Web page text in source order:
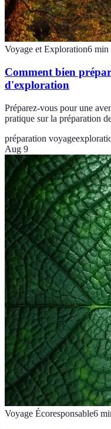
Voyage et Exploration6 min
Comment bien
d'exploration
Préparez-vous pour une
pratique sur la préparation
préparation voyage
Aug 9
Voyage Écoresponsable6